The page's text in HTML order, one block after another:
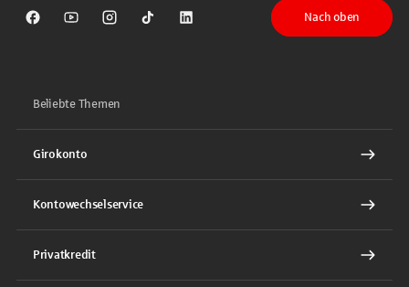
Sparkasse auf Facebook
Sparkasse auf Youtube
Sparkasse auf Instagram
Sparkasse auf TikTok
Sparkasse auf LinkedIn
Nach oben
Beliebte Themen
Girokonto
Kontowechselservice
Privatkredit